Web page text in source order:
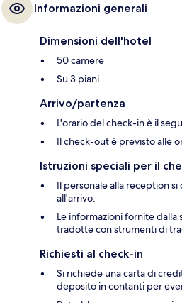
Informazioni generali
Dimensioni dell'hotel
50 camere
Su 3 piani
Arrivo/partenza
L'orario del check-in è il
Il check-out è previsto alle
Istruzioni speciali per il
Il personale alla reception
all'arrivo.
Le informazioni fornite
tradotte con strumenti di
Richiesti al check-in
Si richiede una carta di
deposito in contanti per